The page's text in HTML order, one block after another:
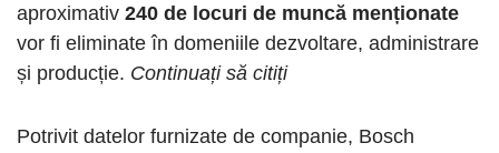
aproximativ 240 de locuri de muncă menționate
vor fi eliminate în domeniile dezvoltare, administrare
și producție. Continuați să citiți
Potrivit datelor furnizate de companie, Bosch